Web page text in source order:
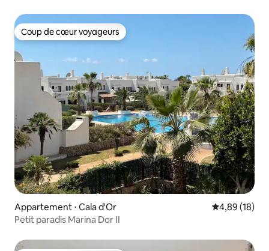
Coup de cœur voyageurs
Coup de cœur voyageurs
Appartement ⋅ Cala d'Or Évaluation
4,89 (18)
Petit paradis Marina Dor II